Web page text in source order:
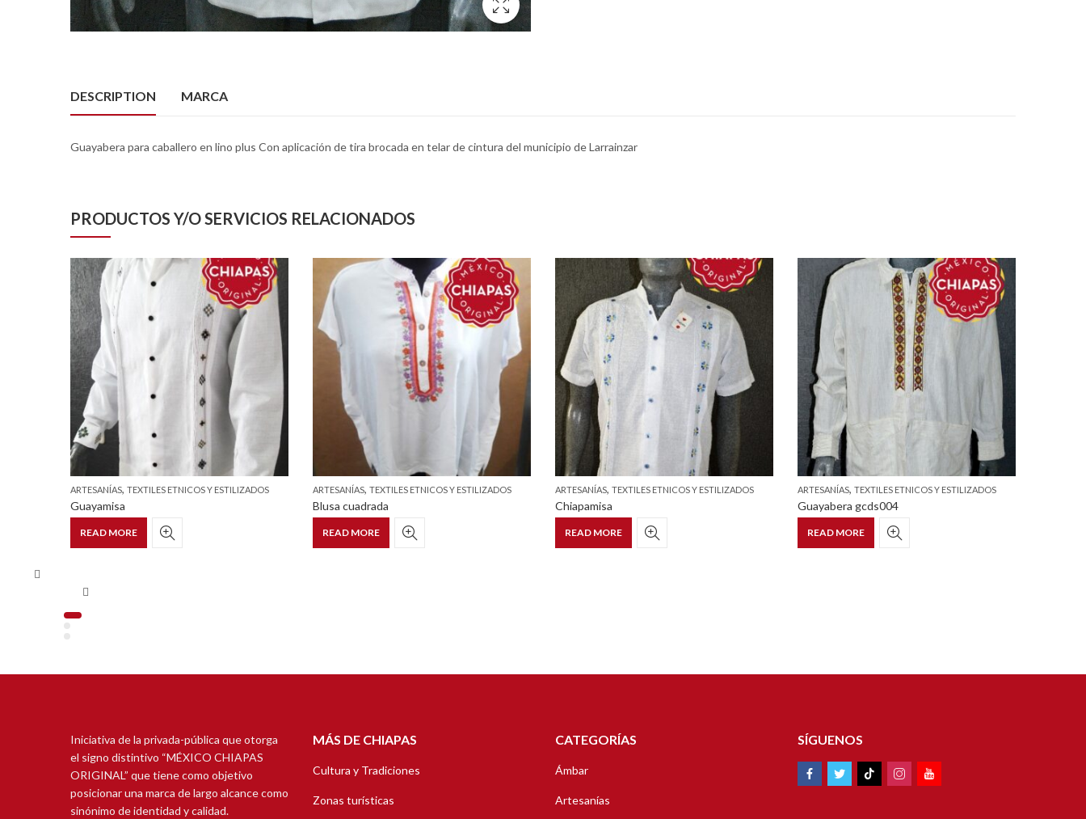
DESCRIPTION MARCA
Guayabera para caballero en lino plus Con aplicación de tira brocada en telar de cintura del municipio de Larrainzar
PRODUCTOS Y/O SERVICIOS RELACIONADOS
ARTESANÍAS, TEXTILES ETNICOS Y ESTILIZADOS
Guayamisa
READ MORE
ARTESANÍAS, TEXTILES ETNICOS Y ESTILIZADOS
Blusa cuadrada
READ MORE
ARTESANÍAS, TEXTILES ETNICOS Y ESTILIZADOS
Chiapamisa
READ MORE
ARTESANÍAS, TEXTILES ETNICOS Y ESTILIZADOS
Guayabera gcds004
READ MORE
Iniciativa de la privada-pública que otorga
el signo distintivo “MÉXICO CHIAPAS
ORIGINAL” que tiene como objetivo
posicionar una marca de largo alcance como
sinónimo de identidad y calidad.
MÁS DE CHIAPAS
Cultura y Tradiciones
Zonas turísticas
CATEGORÍAS
Ámbar
Artesanías
SÍGUENOS